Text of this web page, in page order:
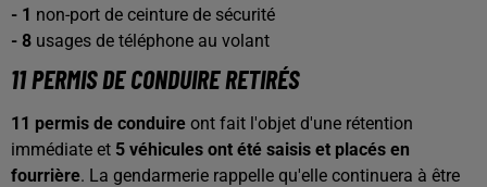
- 1 non-port de ceinture de sécurité
- 8 usages de téléphone au volant
11 PERMIS DE CONDUIRE RETIRÉS
11 permis de conduire ont fait l'objet d'une rétention
immédiate et 5 véhicules ont été saisis et placés en
fourrière. La gendarmerie rappelle qu'elle continuera à être